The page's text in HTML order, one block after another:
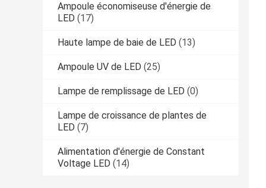
Ampoule économiseuse d'énergie de
LED (17)
Haute lampe de baie de LED (13)
Ampoule UV de LED (25)
Lampe de remplissage de LED (0)
Lampe de croissance de plantes de
LED (7)
Alimentation d'énergie de Constant
Voltage LED (14)